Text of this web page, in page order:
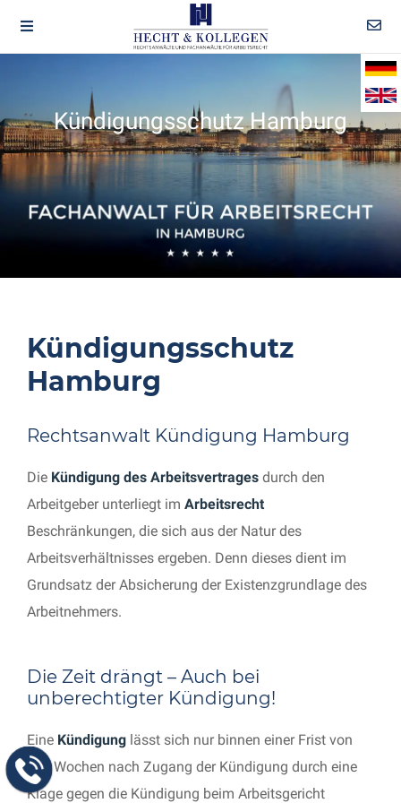
Kündigungsschutz Hamburg
Kündigungsschutz
Hamburg
Rechtsanwalt Kündigung Hamburg
Die Kündigung des Arbeitsvertrages durch den
Arbeitgeber unterliegt im Arbeitsrecht
Beschränkungen, die sich aus der Natur des
Arbeitsverhältnisses ergeben. Denn dieses dient im
Grundsatz der Absicherung der Existenzgrundlage des
Arbeitnehmers.
Die Zeit drängt – Auch bei
unberechtigter Kündigung!
Eine Kündigung lässt sich nur binnen einer Frist von
drei Wochen nach Zugang der Kündigung durch eine
Klage gegen die Kündigung beim Arbeitsgericht